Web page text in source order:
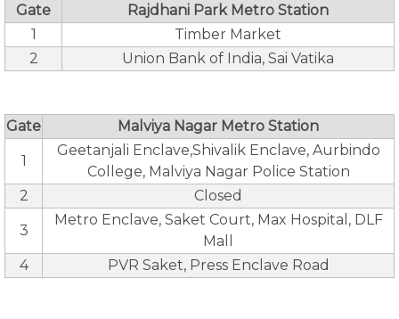
Gate
Rajdhani Park Metro Station
1
Timber Market
2
Union Bank of India, Sai Vatika
Gate Malviya Nagar Metro Station
1
Geetanjali Enclave,Shivalik Enclave, Aurbindo
College, Malviya Nagar Police Station
2
Closed
3
Metro Enclave, Saket Court, Max Hospital, DLF
Mall
4
PVR Saket, Press Enclave Road